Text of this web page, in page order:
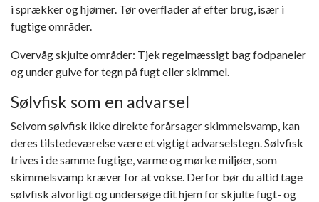
i sprækker og hjørner. Tør overflader af efter brug, især i
fugtige områder.
Overvåg skjulte områder: Tjek regelmæssigt bag fodpaneler
og under gulve for tegn på fugt eller skimmel.
Sølvfisk som en advarsel
Selvom sølvfisk ikke direkte forårsager skimmelsvamp, kan
deres tilstedeværelse være et vigtigt advarselstegn. Sølvfisk
trives i de samme fugtige, varme og mørke miljøer, som
skimmelsvamp kræver for at vokse. Derfor bør du altid tage
sølvfisk alvorligt og undersøge dit hjem for skjulte fugt- og